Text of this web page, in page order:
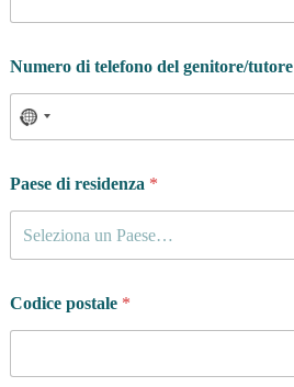
Numero di telefono del genitore/tutore
Paese di residenza *
Seleziona un Paese…
Codice postale *